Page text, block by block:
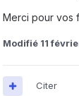
Merci pour vos
Modifié 11
Citer